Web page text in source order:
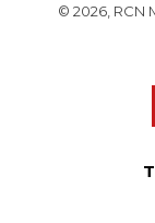
© 2026, RCN